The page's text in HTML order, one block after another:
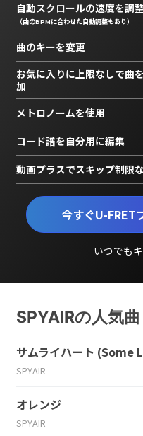
今すぐU-FRET
いつでも
自動スクロールの速度を調整
（曲のBPMに合わせた自動調整もあり）
曲のキーを変更
お気に入りに上限なしで曲
加
メトロノームを使用
コード譜を自分用に編集
動画プラスでスキップ制限
SPYAIRの人気曲
サムライハート
SPYAIR
オレンジ
SPYAIR